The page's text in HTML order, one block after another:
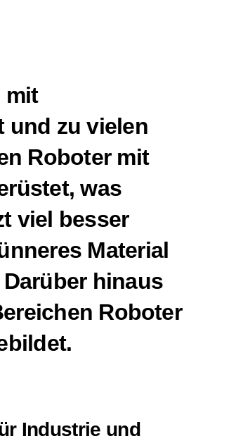
mit
und zu vielen
Roboter mit
was
viel besser
Material
hinaus
Roboter
Industrie und